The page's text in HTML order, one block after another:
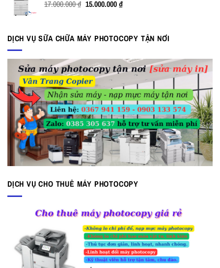
35.500.000 ₫.
17.000.000₫ Giá
17.000.000 ₫.
15.000.000₫Giá
là:
15.000.000 ₫.
DỊCH VỤ SỮA CHỮA MÁY PHOTOCOPY TẬN NƠI
DỊCH VỤ CHO THUÊ MÁY PHOTOCOPY